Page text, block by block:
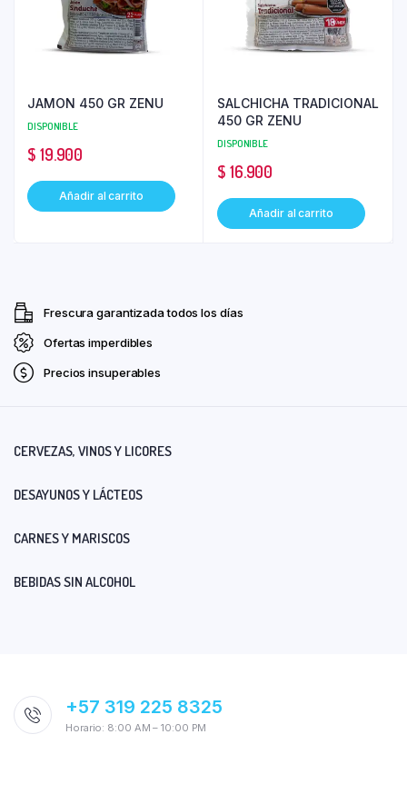
JAMON 450 GR ZENU
DISPONIBLE
$ 19.900
Añadir al carrito
SALCHICHA TRADICIONAL
450 GR ZENU
DISPONIBLE
$ 16.900
Añadir al carrito
Frescura garantizada todos los días
Ofertas imperdibles
Precios insuperables
CERVEZAS, VINOS Y LICORES
DESAYUNOS Y LÁCTEOS
CARNES Y MARISCOS
BEBIDAS SIN ALCOHOL
+57 319 225 8325
Horario: 8:00 AM – 10:00 PM